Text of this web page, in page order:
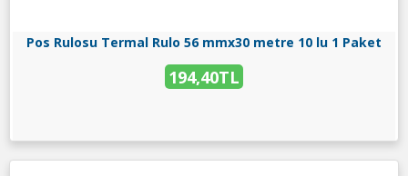
Pos Rulosu Termal Rulo 56 mmx30 metre 10 lu 1 Paket
194,40TL